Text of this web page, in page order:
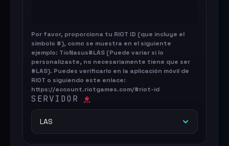
Por favor, proporciona tu RIOT ID (que incluye el
símbolo #), como se muestra en el siguiente
ejemplo: TioNasus#LAS (Puede variar si lo
personalizaste, no necesariamente tiene que ser
#LAS). Puedes verificarlo en la aplicación móvil de
RIOT o siguiendo este enlace:
https://account.riotgames.com/#riot-id
SERVIDOR *